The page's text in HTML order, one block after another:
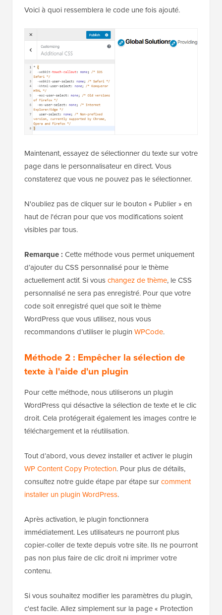
Voici à quoi ressemblera le code une fois ajouté.
Maintenant, essayez de sélectionner du texte sur votre
page dans le personnalisateur en direct. Vous
constaterez que vous ne pouvez pas le sélectionner.
N'oubliez pas de cliquer sur le bouton « Publier » en
haut de l'écran pour que vos modifications soient
visibles par tous.
Remarque : Cette méthode vous permet uniquement
d’ajouter du CSS personnalisé pour le thème
actuellement actif. Si vouschangez de thème, le CSS
personnalisé ne sera pas enregistré. Pour que votre
code soit enregistré quel que soit le thème
WordPress que vous utilisez, nous vous
recommandons d’utiliser le plugin WPCode.
Méthode 2 : Empêcher la sélection de
texte à l'aide d'un plugin
Pour cette méthode, nous utiliserons un plugin
WordPress qui désactive la sélection de texte et le clic
droit. Cela protégerait également les images contre le
téléchargement et la réutilisation.
Tout d’abord, vous devez installer et activer le plugin
WP Content Copy Protection. Pour plus de détails,
consultez notre guide étape par étape surcomment
installer un plugin WordPress.
Après activation, le plugin fonctionnera
immédiatement. Les utilisateurs ne pourront plus
copier-coller de texte depuis votre site. Ils ne pourront
pas non plus faire de clic droit ni imprimer votre
contenu.
Si vous souhaitez modifier les paramètres du plugin,
c'est facile. Allez simplement sur la page « Protection